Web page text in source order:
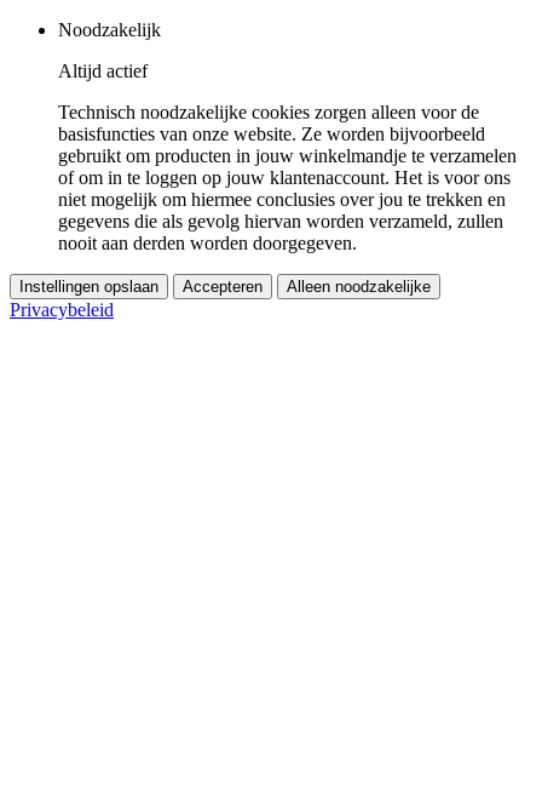
Noodzakelijk
Altijd actief
Technisch noodzakelijke cookies zorgen alleen voor de
basisfuncties van onze website. Ze worden bijvoorbeeld
gebruikt om producten in jouw winkelmandje te verzamelen
of om in te loggen op jouw klantenaccount. Het is voor ons
niet mogelijk om hiermee conclusies over jou te trekken en
gegevens die als gevolg hiervan worden verzameld, zullen
nooit aan derden worden doorgegeven.
Instellingen opslaan Accepteren Alleen noodzakelijke
Privacybeleid